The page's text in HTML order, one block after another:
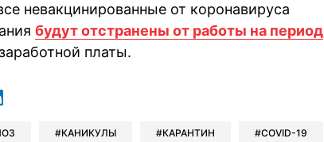
невакцинированные от коронавируса
будут отстранены от работы на период
платы.
Facebook
в Xв Viber
в Whatsapp
в Messenger
отправить в LinkedIn
КАНИКУЛЫ КАРАНТИН COVID-19